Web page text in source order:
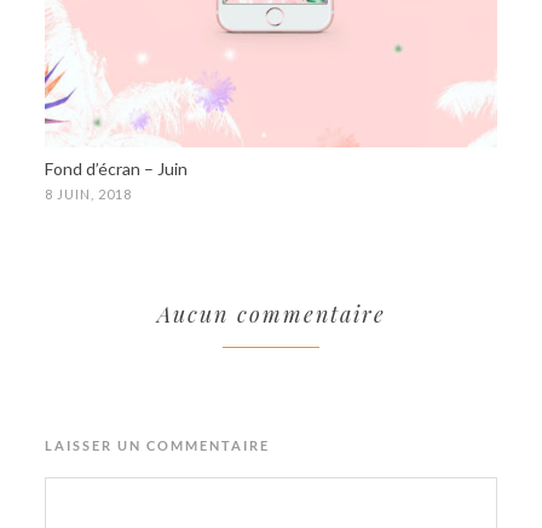
Fond d’écran – Juin
8 JUIN, 2018
Aucun commentaire
LAISSER UN COMMENTAIRE